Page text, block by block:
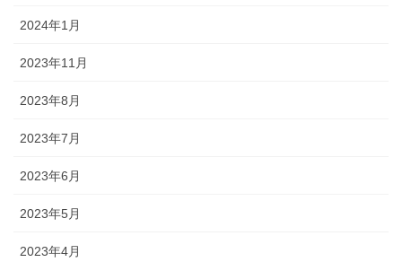
2024年1月
2023年11月
2023年8月
2023年7月
2023年6月
2023年5月
2023年4月